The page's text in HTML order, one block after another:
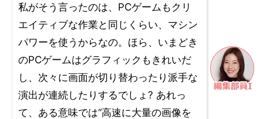
私がそう言ったのは、PCゲームもクリ
エイティブな作業と同じくらい、マシン
パワーを使うからなの。ほら、いまどき
のPCゲームはグラフィックもきれいだ
し、次々に画面が切り替わったり派手な
演出が連続したりするでしょ? あれっ
て、ある意味では“高速に大量の画像を